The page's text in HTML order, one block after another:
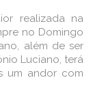
realizada na
no Domingo
além de ser
Luciano, terá
um andor com